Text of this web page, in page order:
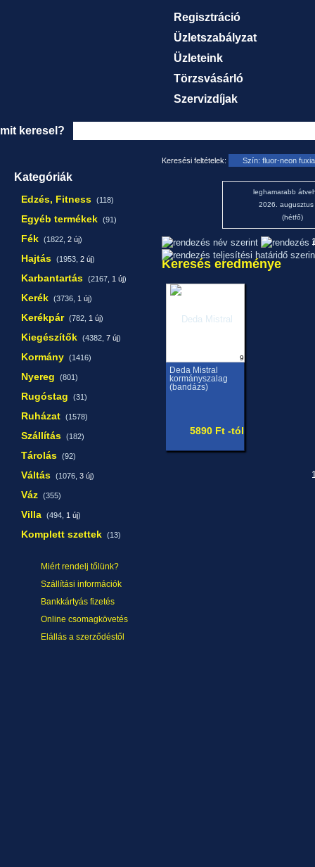
Regisztráció
Üzletszabályzat
Üzleteink
Törzsvásárló
Szervizdíjak
mit keresel?
Kategóriák
Edzés, Fitness (118)
Egyéb termékek (91)
Fék (1822, 2 új)
Hajtás (1953, 2 új)
Karbantartás (2167, 1 új)
Kerék (3736, 1 új)
Kerékpár (782, 1 új)
Kiegészítők (4382, 7 új)
Kormány (1416)
Nyereg (801)
Rugóstag (31)
Ruházat (1578)
Szállítás (182)
Tárolás (92)
Váltás (1076, 3 új)
Váz (355)
Villa (494, 1 új)
Komplett szettek (13)
Miért rendelj tőlünk?
Szállítási információk
Bankkártyás fizetés
Online csomagkövetés
Elállás a szerződéstől
Keresési feltételek: Szín: fluor-neon fuxia
leghamarabb
2026. augusztus
(hétfő)
Keresés eredménye
9
Deda Mistral
kormányszalag
(bandázs)
5890 Ft -tól